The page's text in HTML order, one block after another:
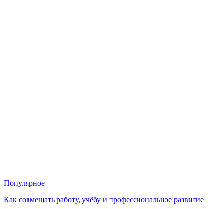
Популярное
Как совмещать работу, учёбу и профессиональное развитие